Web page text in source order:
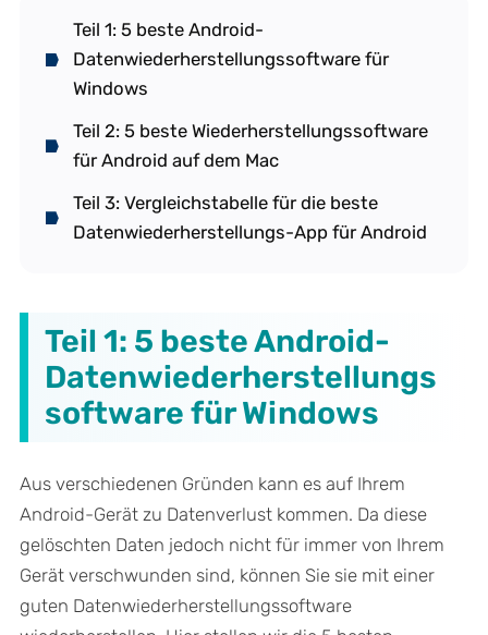
Teil 1: 5 beste Android-
Datenwiederherstellungssoftware für
Windows
Teil 2: 5 beste Wiederherstellungssoftware
für Android auf dem Mac
Teil 3: Vergleichstabelle für die beste
Datenwiederherstellungs-App für Android
Teil 1: 5 beste Android-
Datenwiederherstellungs
software für Windows
Aus verschiedenen Gründen kann es auf Ihrem
Android-Gerät zu Datenverlust kommen. Da diese
gelöschten Daten jedoch nicht für immer von Ihrem
Gerät verschwunden sind, können Sie sie mit einer
guten Datenwiederherstellungssoftware